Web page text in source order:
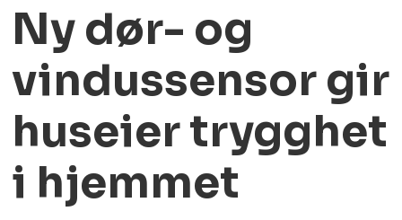
Ny dør- og
vindussensor gir
huseier trygghet
i hjemmet